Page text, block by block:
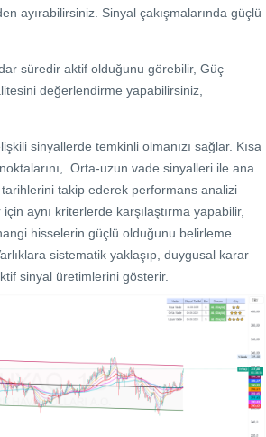
ayırabilirsiniz. Sinyal çakışmalarında güçlü
süredir aktif olduğunu görebilir, Güç
değerlendirme yapabilirsiniz,
sinyallerde temkinli olmanızı sağlar. Kısa
Orta-uzun vade sinyalleri ile ana
takip ederek performans analizi
aynı kriterlerde karşılaştırma yapabilir,
hisselerin güçlü olduğunu belirleme
sistematik yaklaşıp, duygusal karar
sinyal üretimlerini gösterir.